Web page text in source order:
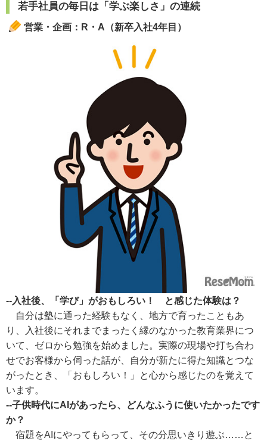
若手社員の毎日は「学ぶ楽しさ」の連続
営業・企画：R・A（新卒入社4年目）
--入社後、「学び」がおもしろい！ と感じた体験は？
自分は塾に通った経験もなく、地方で育ったこともあ
り、入社後にそれまでまったく縁のなかった教育業界につ
いて、ゼロから勉強を始めました。実際の現場や打ち合わ
せでお客様から伺った話が、自分が新たに得た知識とつな
がったとき、「おもしろい！」と心から感じたのを覚えて
います。
--子供時代にAIがあったら、どんなふうに使いたかったです
か？
宿題をAIにやってもらって、その分思いきり遊ぶ……と